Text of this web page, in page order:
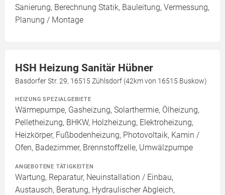
Sanierung, Berechnung Statik, Bauleitung, Vermessung,
Planung / Montage
HSH Heizung Sanitär Hübner
Basdorfer Str. 29, 16515 Zühlsdorf (42km von 16515 Buskow)
HEIZUNG SPEZIALGEBIETE
Wärmepumpe, Gasheizung, Solarthermie, Ölheizung,
Pelletheizung, BHKW, Holzheizung, Elektroheizung,
Heizkörper, Fußbodenheizung, Photovoltaik, Kamin /
Ofen, Badezimmer, Brennstoffzelle, Umwälzpumpe
ANGEBOTENE TÄTIGKEITEN
Wartung, Reparatur, Neuinstallation / Einbau,
Austausch, Beratung, Hydraulischer Abgleich,